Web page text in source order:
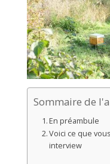
Sommaire de
En préambule
Voici ce que
interview